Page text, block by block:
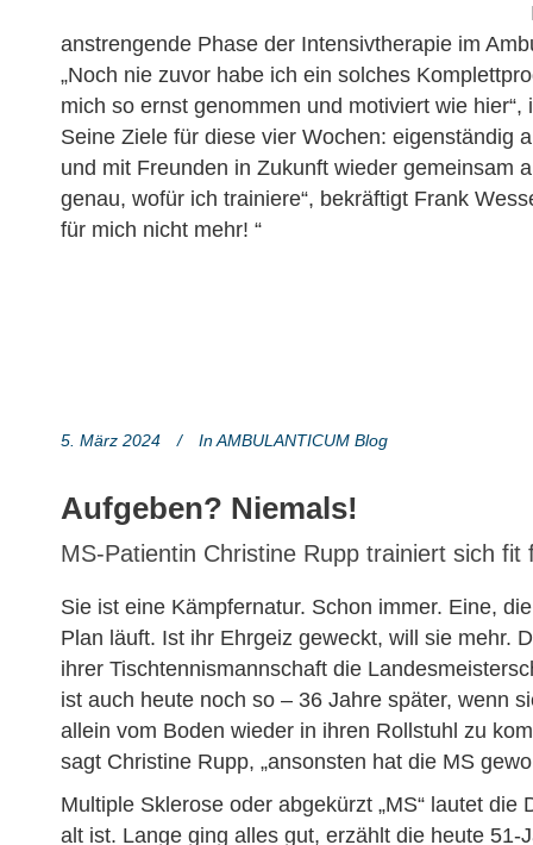
anstrengende Phase der Intensivtherapie im
„Noch nie zuvor habe ich ein solches
mich so ernst genommen und motiviert wie
Seine Ziele für diese vier Wochen: eigenständig
und mit Freunden in Zukunft wieder gemeinsam
genau, wofür ich trainiere“, bekräftigt Frank
für mich nicht mehr! “
5. März 2024 InAMBULANTICUM Blog
Aufgeben? Niemals!
MS-Patientin Christine Rupp trainiert sich fit
Sie ist eine Kämpfernatur. Schon immer. Eine,
Plan läuft. Ist ihr Ehrgeiz geweckt, will sie mehr.
ihrer Tischtennismannschaft die
ist auch heute noch so – 36 Jahre später, wenn
allein vom Boden wieder in ihren Rollstuhl zu
sagt Christine Rupp, „ansonsten hat die MS
Multiple Sklerose oder abgekürzt „MS“ lautet
alt ist. Lange ging alles gut, erzählt die heute 51-